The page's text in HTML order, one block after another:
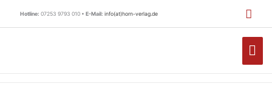
Hotline: 07253 9793 010 • E-Mail: info(at)horn-verlag.de